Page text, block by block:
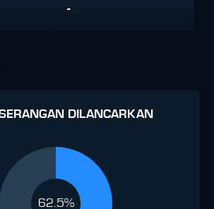
-
DILANCARKAN
62.5%